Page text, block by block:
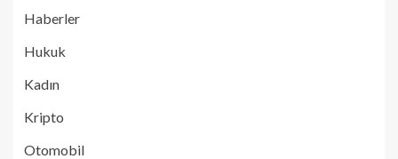
Haberler
Hukuk
Kadın
Kripto
Otomobil